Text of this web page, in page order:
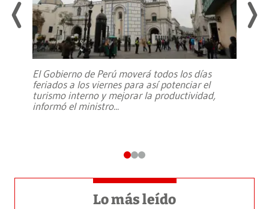
El Gobierno de Perú moverá todos los días
feriados a los viernes para así potenciar el
turismo interno y mejorar la productividad,
informó el ministro...
Lo más leído